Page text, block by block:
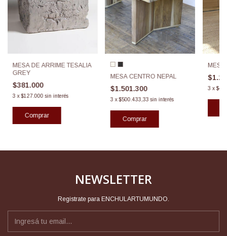
MESA DE ARRIME TESALIA
GREY
$381.000
3 x$127.000 sin interés
MESA CENTRO NEPAL
$1.501.300
3 x$500.433,33 sin interés
Comprar
MESA
3 x
NEWSLETTER
Registrate para ENCHULARTUMUNDO.